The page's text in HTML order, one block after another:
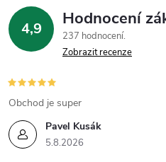
y
v
ý
p
i
4,9 Hodnocení
237 hodnocení
Zobrazit recenze
Pavel Kusák
5.8.2026
Obchod je super